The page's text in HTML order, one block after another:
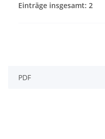
Einträge insgesamt: 2
PDF